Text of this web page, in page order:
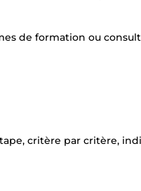
de formation ou
critère par critère,